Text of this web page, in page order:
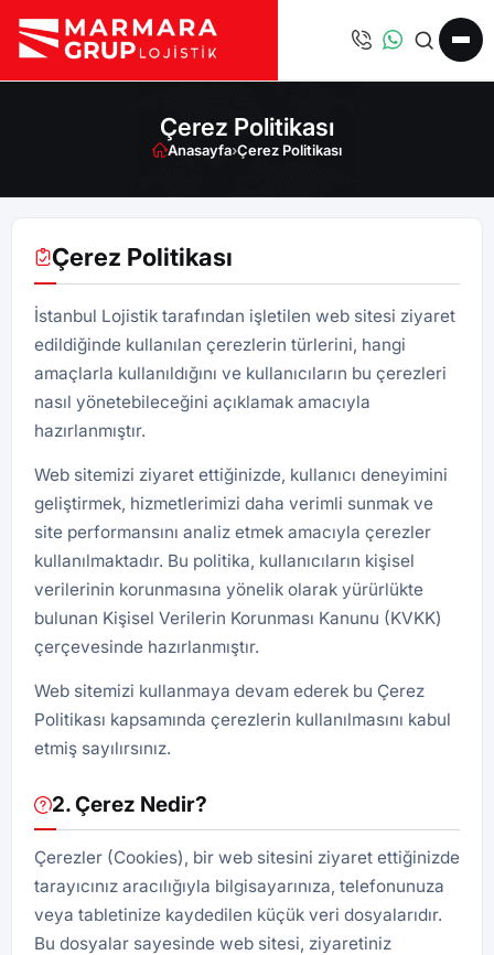
Çerez Politikası
Anasayfa›Çerez Politikası
Çerez Politikası
İstanbul Lojistik tarafından işletilen web sitesi ziyaret
edildiğinde kullanılan çerezlerin türlerini, hangi
amaçlarla kullanıldığını ve kullanıcıların bu çerezleri
nasıl yönetebileceğini açıklamak amacıyla
hazırlanmıştır.
Web sitemizi ziyaret ettiğinizde, kullanıcı deneyimini
geliştirmek, hizmetlerimizi daha verimli sunmak ve
site performansını analiz etmek amacıyla çerezler
kullanılmaktadır. Bu politika, kullanıcıların kişisel
verilerinin korunmasına yönelik olarak yürürlükte
bulunan Kişisel Verilerin Korunması Kanunu (KVKK)
çerçevesinde hazırlanmıştır.
Web sitemizi kullanmaya devam ederek bu Çerez
Politikası kapsamında çerezlerin kullanılmasını kabul
etmiş sayılırsınız.
2. Çerez Nedir?
Çerezler (Cookies), bir web sitesini ziyaret ettiğinizde
tarayıcınız aracılığıyla bilgisayarınıza, telefonunuza
veya tabletinize kaydedilen küçük veri dosyalarıdır.
Bu dosyalar sayesinde web sitesi, ziyaretiniz